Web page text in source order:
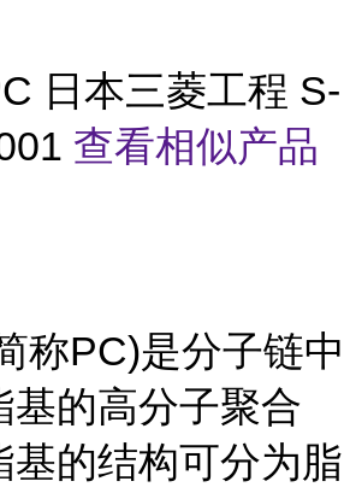
日本三菱工程 S-
查看相似产品
称PC)是分子链中
基的高分子聚合
基的结构可分为脂